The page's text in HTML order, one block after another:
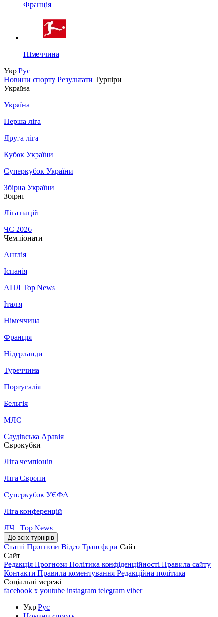
Франція
Німеччина
Укр Рус
Новини спорту Результати Турніри
Україна
Україна
Перша ліга
Друга ліга
Кубок України
Суперкубок України
Збірна України
Збірні
Ліга націй
ЧС 2026
Чемпіонати
Англія
Іспанія
АПЛ Top News
Італія
Німеччина
Франція
Нідерланди
Туреччина
Португалія
Бельгія
МЛС
Саудівська Аравія
Єврокубки
Ліга чемпіонів
Ліга Європи
Суперкубок УЄФА
Ліга конференцій
ЛЧ - Top News
До всіх турнірів
Статті Прогнози Відео Трансфери Сайт
Сайт
Редакція Прогнози Політика конфіденційності Правила сайту
Контакти Правила коментування Редакційна політика
Соціальні мережі
facebook x youtube instagram telegram viber
Укр Рус